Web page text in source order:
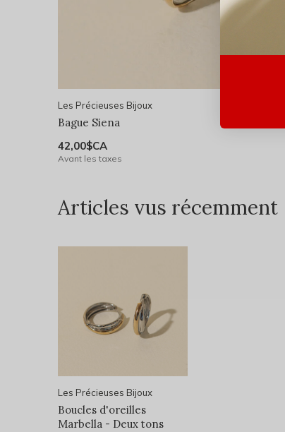
Les Précieuses Bijoux
Bague Siena
42,00$CA
Avant les taxes
Articles vus récemment
Les Précieuses Bijoux
Boucles d'oreilles
Marbella - Deux tons